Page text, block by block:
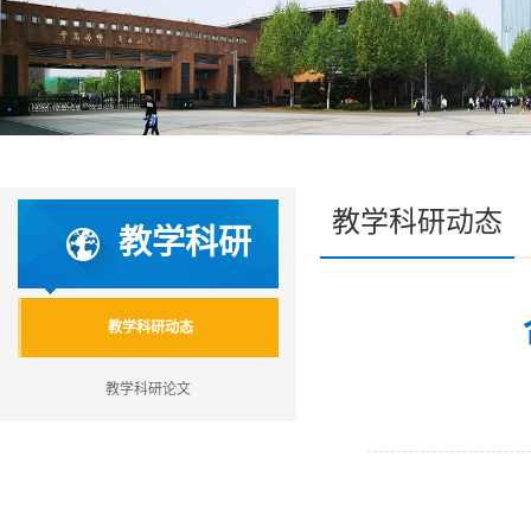
教学科研
教学科研动态
教学科研论文
教学科研动态